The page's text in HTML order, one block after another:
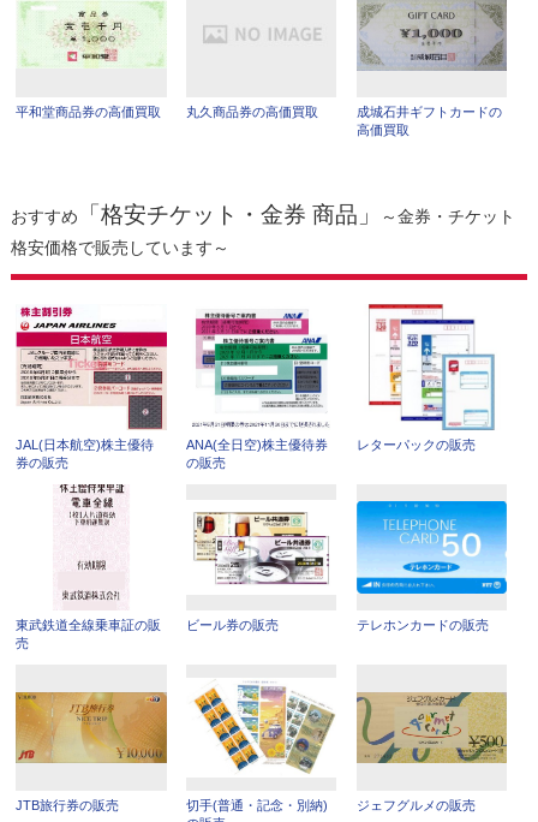
平和堂商品券の高価買取 丸久商品券の高価買取
成城石井ギフトカードの
高価買取
おすすめ 「格安チケット・金券 商品」
～金券・チケット
格安価格で販売しています～
JAL(日本航空)株主優待
券の販売
ANA(全日空)株主優待券
の販売
レターパックの販売
東武鉄道全線乗車証の販
売
ビール券の販売 テレホンカードの販売
JTB旅行券の販売
切手(普通・記念・別納)
ジェフグルメの販売